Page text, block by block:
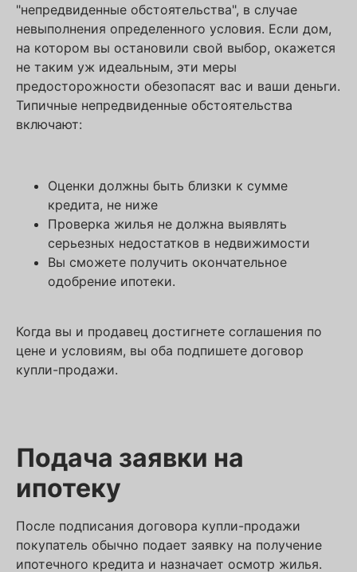
"непредвиденные обстоятельства", в случае
невыполнения определенного условия. Если дом,
на котором вы остановили свой выбор, окажется
не таким уж идеальным, эти меры
предосторожности обезопасят вас и ваши деньги.
Типичные непредвиденные обстоятельства
включают:
Оценки должны быть близки к сумме
кредита, не ниже
Проверка жилья не должна выявлять
серьезных недостатков в недвижимости
Вы сможете получить окончательное
одобрение ипотеки.
Когда вы и продавец достигнете соглашения по
цене и условиям, вы оба подпишете договор
купли-продажи.
Подача заявки на
ипотеку
После подписания договора купли-продажи
покупатель обычно подает заявку на получение
ипотечного кредита и назначает осмотр жилья.